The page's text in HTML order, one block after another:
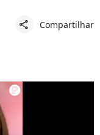
share Compartilhar